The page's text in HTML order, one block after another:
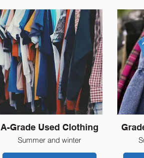
A-Grade Used Clothing
Summer and winter